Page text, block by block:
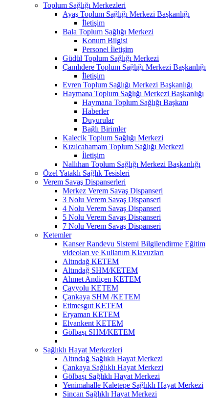
Toplum Sağlığı Merkezleri
Ayaş Toplum Sağlığı Merkezi Başkanlığı
İletişim
Bala Toplum Sağlığı Merkezi
Konum Bilgisi
Personel İletişim
Güdül Toplum Sağlığı Merkezi
Çamlıdere Toplum Sağlığı Merkezi Başkanlığı
İletişim
Evren Toplum Sağlığı Merkezi Başkanlığı
Haymana Toplum Sağlığı Merkezi Başkanlığı
Haymana Toplum Sağlığı Başkanı
Haberler
Duyurular
Bağlı Birimler
Kalecik Toplum Sağlığı Merkezi
Kızılcahamam Toplum Sağlığı Merkezi
İletişim
Nallıhan Toplum Sağlığı Merkezi Başkanlığı
Özel Yataklı Sağlık Tesisleri
Verem Savaş Dispanserleri
Merkez Verem Savaş Dispanseri
3 Nolu Verem Savaş Dispanseri
4 Nolu Verem Savaş Dispanseri
5 Nolu Verem Savaş Dispanseri
7 Nolu Verem Savaş Dispanseri
Ketemler
Kanser Randevu Sistemi Bilgilendirme Eğitim
videoları ve Kullanım Klavuzları
Altındağ KETEM
Altındağ SHM/KETEM
Ahmet Andiçen KETEM
Çayyolu KETEM
Çankaya SHM /KETEM
Etimesgut KETEM
Eryaman KETEM
Elvankent KETEM
Gölbaşı SHM/KETEM
Sağlıklı Hayat Merkezleri
Altındağ Sağlıklı Hayat Merkezi
Çankaya Sağlıklı Hayat Merkezi
Gölbaşı Sağlıklı Hayat Merkezi
Yenimahalle Kaletepe Sağlıklı Hayat Merkezi
Sincan Sağlıklı Hayat Merkezi